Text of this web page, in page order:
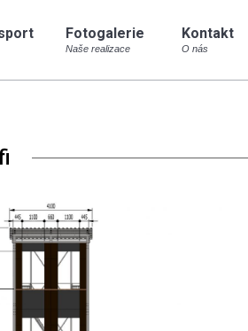
Fotogalerie
Naše realizace
Kontakt
O nás
Fotogalerie
Naše realizace
Kontakt
O nás